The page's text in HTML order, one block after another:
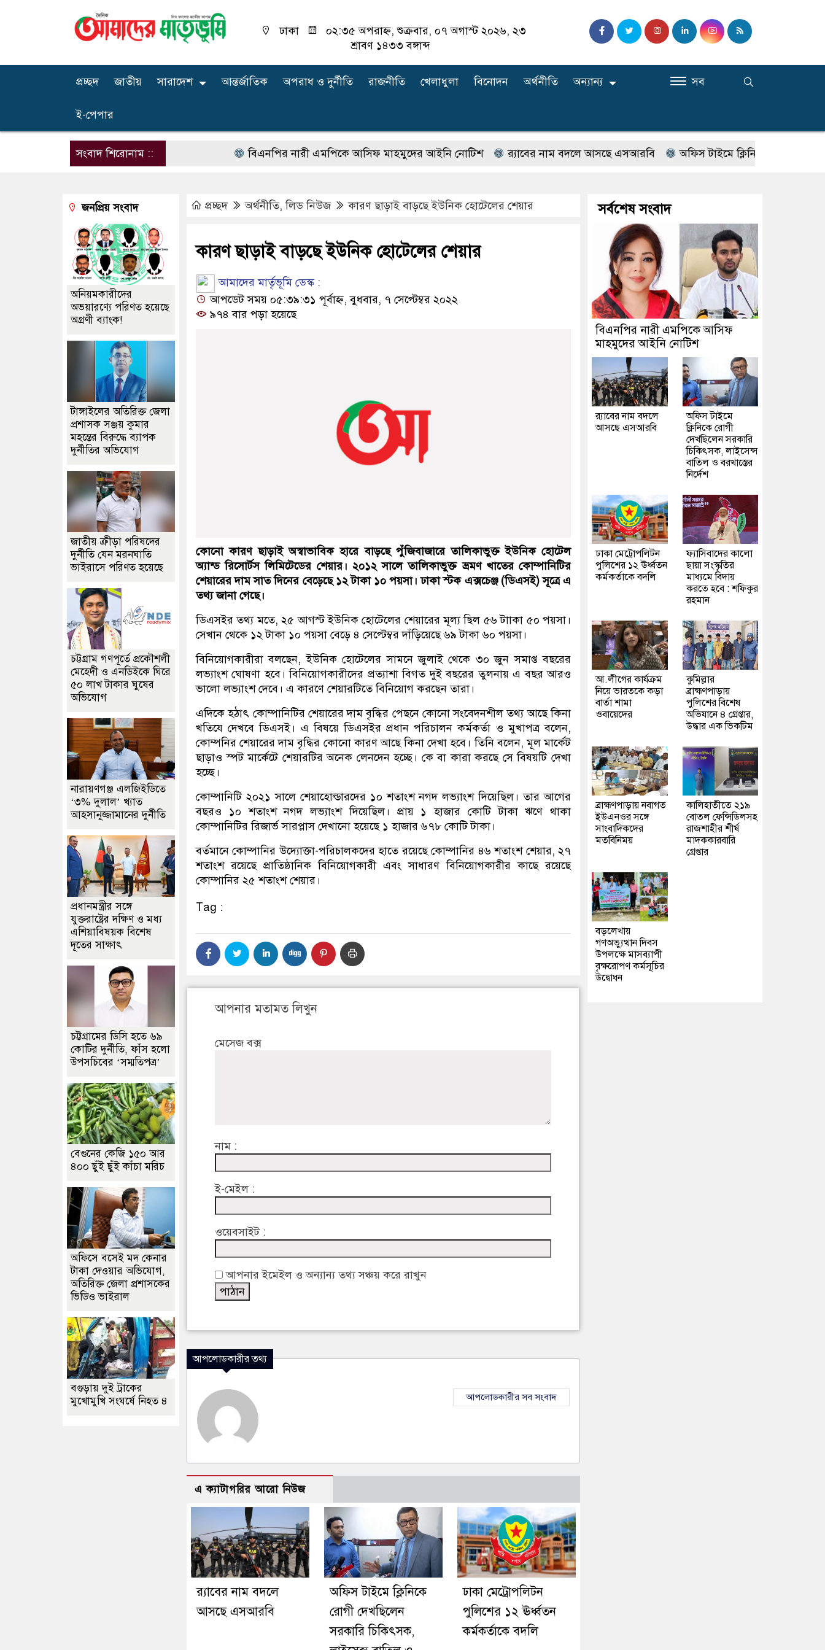
ঢাকা
০২:৩৫ অপরাহ্ন, শুক্রবার, ০৭ অগাস্ট ২০২৬, ২৩
শ্রাবণ ১৪৩৩ বঙ্গাব্দ
প্রচ্ছদ জাতীয় সারাদেশ আন্তর্জাতিক অপরাধ ‍ও দুর্নীতি রাজনীতি খেলাধুলা বিনোদন অর্থনীতি অন্যান্য
ই-পেপার
সব
সংবাদ শিরোনাম :: বিএনপির নারী এমপিকে আসিফ মাহমুদের আইনি নোটিশ র‍্যাবের নাম বদলে আসছে এসআরবি অফিস টাইমে ক্লিনিকে রোগী দেখছিলেন
প্রচ্ছদ অর্থনীতি,লিড নিউজ কারণ ছাড়াই বাড়ছে ইউনিক হোটেলের শেয়ার
কারণ ছাড়াই বাড়ছে ইউনিক হোটেলের শেয়ার
আমাদের মার্তৃভূমি ডেস্ক :
আপডেট সময় ০৫:৩৯:৩১ পূর্বাহ্ন, বুধবার, ৭ সেপ্টেম্বর ২০২২
৯৭৪ বার পড়া হয়েছে
কোনো কারণ ছাড়াই অস্বাভাবিক হারে বাড়ছে পুঁজিবাজারে তালিকাভুক্ত ইউনিক হোটেল
অ্যান্ড রিসোর্টস লিমিটেডের শেয়ার। ২০১২ সালে তালিকাভুক্ত ভ্রমণ খাতের কোম্পানিটির
শেয়ারের দাম সাত দিনের বেড়েছে ১২ টাকা ১০ পয়সা। ঢাকা স্টক এক্সচেঞ্জ (ডিএসই) সূত্রে এ
তথ্য জানা গেছে।
ডিএসইর তথ্য মতে, ২৫ আগস্ট ইউনিক হোটেলের শেয়ারের মূল্য ছিল ৫৬ টাাকা ৫০ পয়সা।
সেখান থেকে ১২ টাকা ১০ পয়সা বেড়ে ৪ সেপ্টেম্বর দাঁড়িয়েছে ৬৯ টাকা ৬০ পয়সা।
বিনিয়োগকারীরা বলছেন, ইউনিক হোটেলের সামনে জুলাই থেকে ৩০ জুন সমাপ্ত বছরের
লভ্যাংশ ঘোষণা হবে। বিনিয়োগকারীদের প্রত্যাশা বিগত দুই বছরের তুলনায় এ বছর আরও
ভালো লভ্যাংশ দেবে। এ কারণে শেয়ারটিতে বিনিয়োগ করছেন তারা।
এদিকে হঠাৎ কোম্পানিটির শেয়ারের দাম বৃদ্ধির পেছনে কোনো সংবেদনশীল তথ্য আছে কিনা
খতিযে দেখবে ডিএসই। এ বিষয়ে ডিএসইর প্রধান পরিচালন কর্মকর্তা ও মুখাপত্র বলেন,
কোম্পনির শেয়ারের দাম বৃদ্ধির কোনো কারণ আছে কিনা দেখা হবে। তিনি বলেন, মূল মার্কেট
ছাড়াও স্পট মার্কেটে শেয়ারটির অনেক লেনদেন হচ্ছে। কে বা কারা করছে সে বিষয়টি দেখা
হচ্ছে।
কোম্পানিটি ২০২১ সালে শেয়াহোল্ডারদের ১০ শতাংশ নগদ লভ্যাংশ দিয়েছিল। তার আগের
বছরও ১০ শতাংশ নগদ লভ্যাংশ দিয়েছিল। প্রায় ১ হাজার কোটি টাকা ঋণে থাকা
কোম্পানিটির রিজার্ভ সারপ্লাস দেখানো হয়েছে ১ হাজার ৬৭৮ কোটি টাকা।
বর্তমানে কোম্পানির উদ্যোক্তা-পরিচালকদের হাতে রয়েছে কোম্পানির ৪৬ শতাংশ শেয়ার, ২৭
শতাংশ রয়েছে প্রাতিষ্ঠানিক বিনিয়োগকারী এবং সাধারণ বিনিয়োগকারীর কাছে রয়েছে
কোম্পানির ২৫ শতাংশ শেয়ার।
Tag :
আপনার মতামত লিখুন
মেসেজ বক্স
নাম :
ই-মেইল :
ওয়েবসাইট :
আপনার ইমেইল ও অন্যান্য তথ্য সঞ্চয় করে রাখুন
আপলোডকারীর তথ্য
আপলোডকারীর সব সংবাদ
এ ক্যাটাগরির আরো নিউজ
র‍্যাবের নাম বদলে
আসছে এসআরবি
অফিস টাইমে ক্লিনিকে
রোগী দেখছিলেন
সরকারি চিকিৎসক,
ঢাকা মেট্রোপলিটন
পুলিশের ১২ ঊর্ধ্বতন
কর্মকর্তাকে বদলি
জনপ্রিয় সংবাদ
অনিয়মকারীদের
অভয়ারণ্যে পরিণত হয়েছে
অগ্রণী ব্যাংক!
টাঙ্গাইলের অতিরিক্ত জেলা
প্রশাসক সঞ্জয় কুমার
মহন্তের বিরুদ্ধে ব্যাপক
দুর্নীতির অভিযোগ
জাতীয় ক্রীড়া পরিষদের
দুর্নীতি যেন মরনঘাতি
ভাইরাসে পরিণত হয়েছে
চট্টগ্রাম গণপূর্তে প্রকৌশলী
মেহেদী ও এনডিইকে ঘিরে
৫০ লাখ টাকার ঘুষের
অভিযোগ
নারায়ণগঞ্জ এলজিইডিতে
‘৩% দুলাল’ খ্যাত
আহসানুজ্জামানের দুর্নীতি
প্রধানমন্ত্রীর সঙ্গে
যুক্তরাষ্ট্রের দক্ষিণ ও মধ্য
এশিয়াবিষয়ক বিশেষ
দূতের সাক্ষাৎ
চট্টগ্রামের ডিসি হতে ৬৯
কোটির দুর্নীতি, ফাঁস হলো
উপসচিবের ‘সম্মতিপত্র’
বেগুনের কেজি ১৫০ আর
৪০০ ছুঁই ছুঁই কাঁচা মরিচ
অফিসে বসেই মদ কেনার
টাকা দেওয়ার অভিযোগ,
অতিরিক্ত জেলা প্রশাসকের
ভিডিও ভাইরাল
বগুড়ায় দুই ট্রাকের
মুখোমুখি সংঘর্ষে নিহত ৪
সর্বশেষ সংবাদ
বিএনপির নারী এমপিকে আসিফ
মাহমুদের আইনি নোটিশ
র‍্যাবের নাম বদলে
আসছে এসআরবি
অফিস টাইমে
ক্লিনিকে রোগী
দেখছিলেন সরকারি
চিকিৎসক, লাইসেন্স
বাতিল ও বরখাস্তের
নির্দেশ
ঢাকা মেট্রোপলিটন
পুলিশের ১২ ঊর্ধ্বতন
কর্মকর্তাকে বদলি
ফ্যাসিবাদের কালো
ছায়া সংস্কৃতির
মাধ্যমে বিদায়
করতে হবে : শফিকুর
রহমান
আ.লীগের কার্যক্রম
নিয়ে ভারতকে কড়া
বার্তা শামা
ওবায়েদের
কুমিল্লার
ব্রাহ্মণপাড়ায়
পুলিশের বিশেষ
অভিযানে ৪ গ্রেপ্তার,
উদ্ধার এক ভিকটিম
ব্রাহ্মণপাড়ায় নবাগত
ইউএনওর সঙ্গে
সাংবাদিকদের
মতবিনিময়
কালিহাতীতে ২১৯
বোতল ফেন্সিডিলসহ
রাজশাহীর শীর্ষ
মাদককারবারি
গ্রেপ্তার
বড়লেখায়
গণঅভ্যুত্থান দিবস
উপলক্ষে মাসব্যাপী
বৃক্ষরোপণ কর্মসূচির
উদ্বোধন